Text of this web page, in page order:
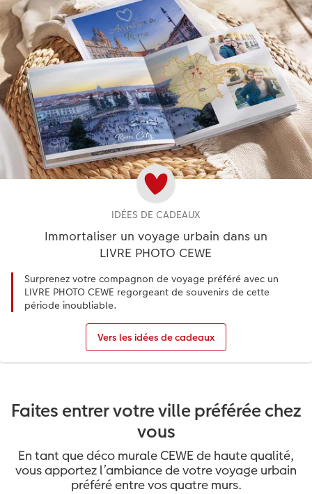
IDÉES DE CADEAUX
Immortaliser un voyage urbain dans un
LIVRE PHOTO CEWE
Surprenez votre compagnon de voyage préféré avec un
LIVRE PHOTO CEWE regorgeant de souvenirs de cette
période inoubliable.
Vers les idées de cadeaux
Faites entrer votre ville préférée chez
vous
En tant que déco murale CEWE de haute qualité,
vous apportez l’ambiance de votre voyage urbain
préféré entre vos quatre murs.